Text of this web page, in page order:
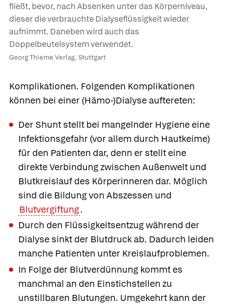
fließt, bevor, nach Absenken unter das Körperniveau,
dieser die verbrauchte Dialyseflüssigkeit wieder
aufnimmt. Daneben wird auch das
Doppelbeutelsystem verwendet.
Georg Thieme Verlag, Stuttgart
Komplikationen. Folgenden Komplikationen
können bei einer (Hämo-)Dialyse auftereten:
Der Shunt stellt bei mangelnder Hygiene eine
Infektionsgefahr (vor allem durch Hautkeime)
für den Patienten dar, denn er stellt eine
direkte Verbindung zwischen Außenwelt und
Blutkreislauf des Körperinneren dar. Möglich
sind die Bildung von Abszessen und
Blutvergiftung.
Durch den Flüssigkeitsentzug während der
Dialyse sinkt der Blutdruck ab. Dadurch leiden
manche Patienten unter Kreislaufproblemen.
In Folge der Blutverdünnung kommt es
manchmal an den Einstichstellen zu
unstillbaren Blutungen. Umgekehrt kann der